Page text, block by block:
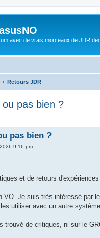
avec de vrais morceaux de JDR
Retours JDR
pas bien ?
pas bien ?
9:16 pm
et de retours
VO. Je suis très intéressé par
utiliser avec un autre
trouvé de critiques, ni sur le